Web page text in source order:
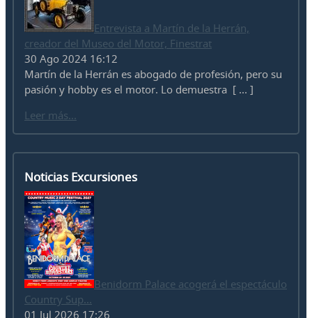
Entrevista a Martín de la Herrán,
creador del Museo del Motor, Finestrat
30 Ago 2024 16:12
Martín de la Herrán es abogado de profesión, pero su
pasión y hobby es el motor. Lo demuestra [ ... ]
Leer más...
Noticias Excursiones
Benidorm Palace acogerá el espectáculo
Country Sup...
01 Jul 2026 17:26